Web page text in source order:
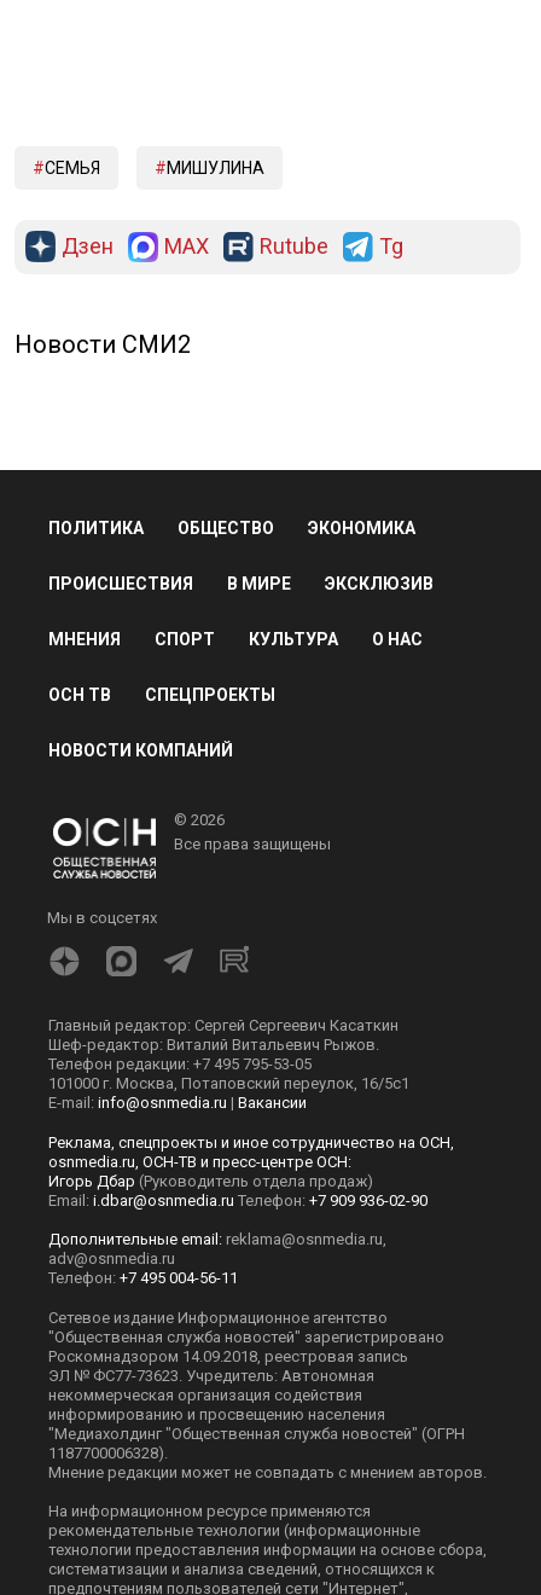
СЕМЬЯ МИШУЛИНА
Дзен MAX Rutube Tg
Новости СМИ2
ПОЛИТИКА ОБЩЕСТВО ЭКОНОМИКА
ПРОИСШЕСТВИЯ В МИРЕ ЭКСКЛЮЗИВ
МНЕНИЯ СПОРТ КУЛЬТУРА О НАС
ОСН ТВ СПЕЦПРОЕКТЫ
НОВОСТИ КОМПАНИЙ
© 2026
Все права защищены
Мы в соцсетях
Главный редактор: Сергей Сергеевич Касаткин
Шеф-редактор: Виталий Витальевич Рыжов.
Телефон редакции: +7 495 795-53-05
101000 г. Москва, Потаповский переулок, 16/5с1
E-mail: info@osnmedia.ru | Вакансии
Реклама, спецпроекты и иное сотрудничество на ОСН,
osnmedia.ru, ОСН-ТВ и пресс-центре ОСН:
Игорь Дбар (Руководитель отдела продаж)
Email: i.dbar@osnmedia.ru Телефон: +7 909 936-02-90
Дополнительные email: reklama@osnmedia.ru
adv@osnmedia.ru
Телефон: +7 495 004-56-11
Сетевое издание Информационное агентство
"Общественная служба новостей" зарегистрировано
Роскомнадзором 14.09.2018, реестровая запись
ЭЛ № ФС77-73623. Учредитель: Автономная
некоммерческая организация содействия
информированию и просвещению населения
"Медиахолдинг "Общественная служба новостей" (ОГРН
1187700006328).
Мнение редакции может не совпадать с мнением авторов.
На информационном ресурсе применяются
рекомендательные технологии (информационные
технологии предоставления информации на основе сбора,
систематизации и анализа сведений, относящихся к
предпочтениям пользователей сети "Интернет",